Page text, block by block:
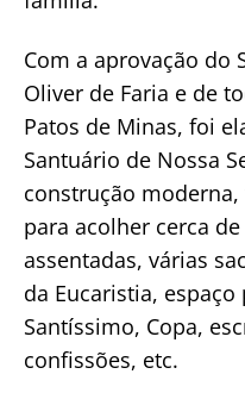
Com a aprovação do
Oliver de Faria e de
Patos de Minas, foi
Santuário de Nossa
construção
para acolher cerca
assentadas, várias
da Eucaristia, espaço
Santíssimo, Copa,
confissões, etc.